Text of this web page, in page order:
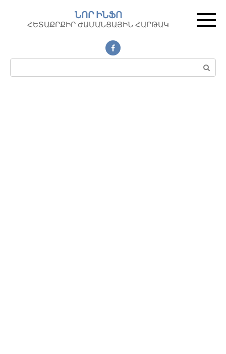
контенту
ՆՈՐ ԻՆՖՈ
ՀԵՏԱՔՐՔԻՐ ԺԱՄԱՆՑԱՅԻՆ ՀԱՐԹԱԿ
Поиск: